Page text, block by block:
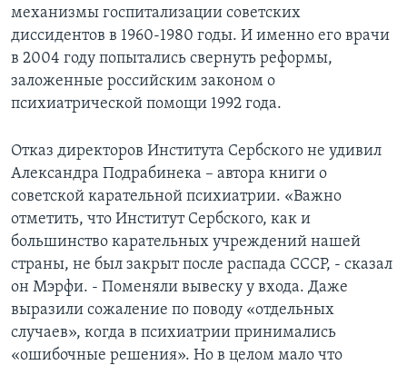
механизмы госпитализации советских
диссидентов в 1960-1980 годы. И именно его врачи
в 2004 году попытались свернуть реформы,
заложенные российским законом о
психиатрической помощи 1992 года.
Отказ директоров Института Сербского не удивил
Александра Подрабинека – автора книги о
советской карательной психиатрии. «Важно
отметить, что Институт Сербского, как и
большинство карательных учреждений нашей
страны, не был закрыт после распада СССР, - сказал
он Мэрфи. - Поменяли вывеску у входа. Даже
выразили сожаление по поводу «отдельных
случаев», когда в психиатрии принимались
«ошибочные решения». Но в целом мало что